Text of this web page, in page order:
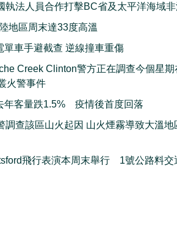
執法人員合作打擊BC省及太平洋海域
地區周末達33度高溫
單車手避截查 逆線撞車重傷
Creek Clinton警方正在調查今個星
火警事件
年客量跌1.5% 疫情後首度回落
調查該區山火起因 山火煙霧導致大溫地
飛行表演本周末舉行 1號公路料